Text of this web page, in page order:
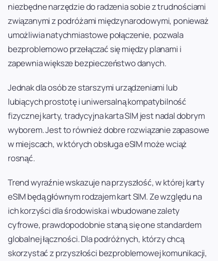
niezbędne narzędzie do radzenia sobie z trudnościami
związanymi z podróżami międzynarodowymi, ponieważ
umożliwia natychmiastowe połączenie, pozwala
bezproblemowo przełączać się między planami i
zapewnia większe bezpieczeństwo danych.
Jednak dla osób ze starszymi urządzeniami lub
lubiących prostotę i uniwersalną kompatybilność
fizycznej karty, tradycyjna karta SIM jest nadal dobrym
wyborem. Jest to również dobre rozwiązanie zapasowe
w miejscach, w których obsługa eSIM może wciąż
rosnąć.
Trend wyraźnie wskazuje na przyszłość, w której karty
eSIM będą głównym rodzajem kart SIM. Ze względu na
ich korzyści dla środowiska i wbudowane zalety
cyfrowe, prawdopodobnie staną się one standardem
globalnej łączności. Dla podróżnych, którzy chcą
skorzystać z przyszłości bezproblemowej komunikacji,